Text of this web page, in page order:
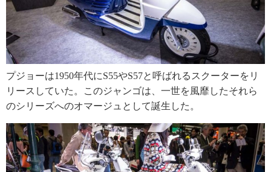
プジョーは1950年代にS55やS57と呼ばれるスクーターをリ
リースしていた。このジャンゴは、一世を風靡したそれら
のシリーズへのオマージュとして誕生した。